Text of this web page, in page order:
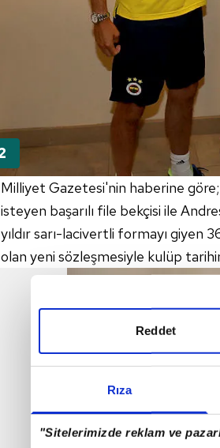
Rıza
"Sitelerimizde reklam ve
Reddet
Milliyet Gazetesi'nin haberine
isteyen başarılı file bekçisi ile
yıldır sarı-lacivertli formayı giyen
olan yeni sözleşmesiyle kulüp